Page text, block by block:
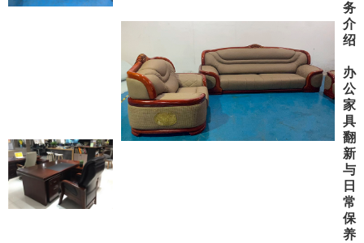
务
介
绍
办
公
家
具
翻
新
与
日
常
保
养